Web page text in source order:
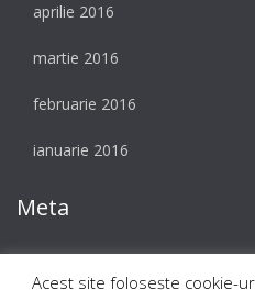
aprilie 2016
martie 2016
februarie 2016
ianuarie 2016
Meta
Autentificare
Acest site foloseşte cookie-